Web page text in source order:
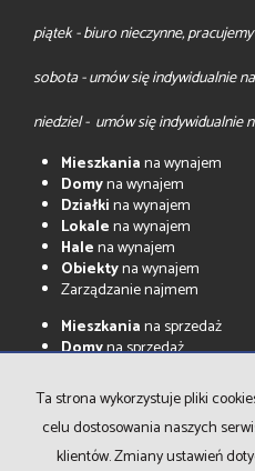
piątek - biuro nieczynne,
sobota - umów się indywidualnie
niedziel - umów się indywidualnie
Mieszkaniana wynajem
Domyna wynajem
Działkina wynajem
Lokalena wynajem
Halena wynajem
Obiektyna wynajem
Zarządzanie najmem
Mieszkaniana sprzedaż
Domyna sprzedaż
Lokalena sprzedaż
Halena sprzedaż
Obiektyna sprzedaż
Ta strona wykorzystuje pliki
celu dostosowania naszych
klientów. Zmiany ustawień